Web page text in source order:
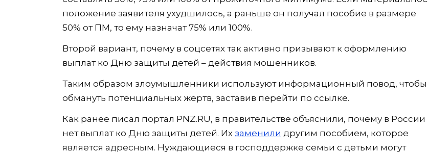
положение заявителя ухудшилось, а раньше он получал пособие в размере
50% от ПМ, то ему назначат 75% или 100%.
Второй вариант, почему в соцсетях так активно призывают к оформлению
выплат ко Дню защиты детей – действия мошенников.
Таким образом злоумышленники используют информационный повод, чтобы
обмануть потенциальных жертв, заставив перейти по ссылке.
Как ранее писал портал PNZ.RU, в правительстве объяснили, почему в России
нет выплат ко Дню защиты детей. Их заменили другим пособием, которое
является адресным. Нуждающиеся в господдержке семьи с детьми могут